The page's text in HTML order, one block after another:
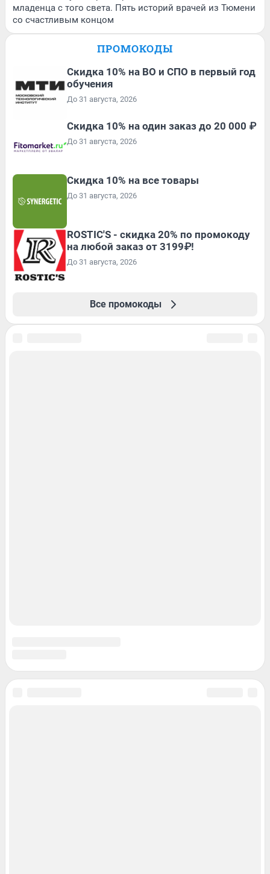
младенца с того света. Пять историй врачей из Тюмени
со счастливым концом
ПРОМОКОДЫ
Скидка 10% на ВО и СПО в первый год
обучения
До 31 августа, 2026
Скидка 10% на один заказ до 20 000 ₽
До 31 августа, 2026
Скидка 10% на все товары
До 31 августа, 2026
ROSTIC'S - скидка 20% по промокоду
на любой заказ от 3199₽!
До 31 августа, 2026
Все промокоды